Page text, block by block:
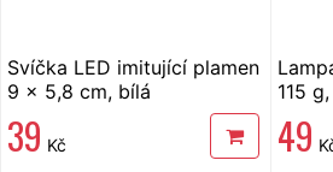
Svíčka LED imitující plamen
9 x 5,8 cm, bílá
39 Kč
115
49